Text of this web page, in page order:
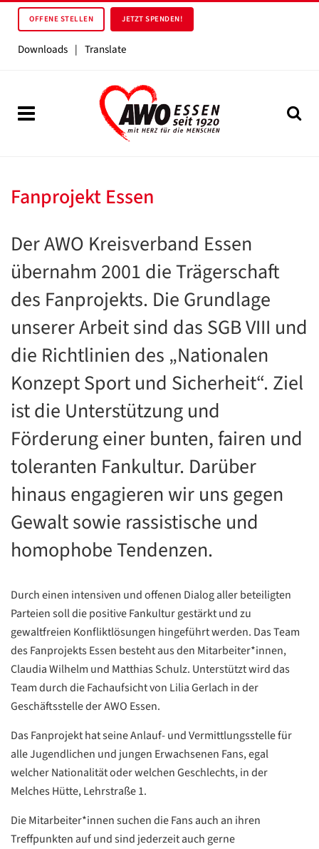
OFFENE STELLEN JETZT SPENDEN!
Downloads | Translate
Fanprojekt Essen
Der AWO Kreisverband Essen
übernahm 2001 die Trägerschaft
des Fanprojekts. Die Grundlage
unserer Arbeit sind das SGB VIII und
die Richtlinien des „Nationalen
Konzept Sport und Sicherheit“. Ziel
ist die Unterstützung und
Förderung einer bunten, fairen und
toleranten Fankultur. Darüber
hinaus engagieren wir uns gegen
Gewalt sowie rassistische und
homophobe Tendenzen.
Durch einen intensiven und offenen Dialog aller beteiligten
Parteien soll die positive Fankultur gestärkt und zu
gewaltfreien Konfliktlösungen hingeführt werden. Das Team
des Fanprojekts Essen besteht aus den Mitarbeiter*innen,
Claudia Wilhelm und Matthias Schulz. Unterstützt wird das
Team durch die Fachaufsicht von Lilia Gerlach in der
Geschäftsstelle der AWO Essen.
Das Fanprojekt hat seine Anlauf- und Vermittlungsstelle für
alle Jugendlichen und jungen Erwachsenen Fans, egal
welcher Nationalität oder welchen Geschlechts, in der
Melches Hütte, Lehrstraße 1.
Die Mitarbeiter*innen suchen die Fans auch an ihren
Treffpunkten auf und sind jederzeit auch gerne